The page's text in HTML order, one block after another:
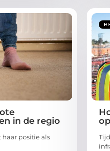
in de regio
positie als